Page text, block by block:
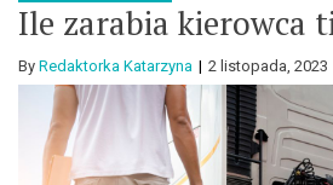
Ile zarabia kierowca
By Redaktorka Katarzyna 2 listopada, 2023